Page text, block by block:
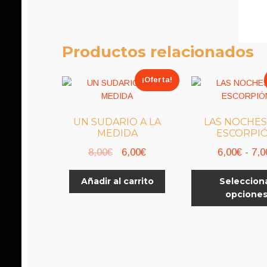
Productos relacionados
UN SUDARIO A LA
MEDIDA
¡Oferta!
8,00€
El
precio
original
6,00€El
precio
actual
Añadir al carrito
LAS
6,00€ -
opciones